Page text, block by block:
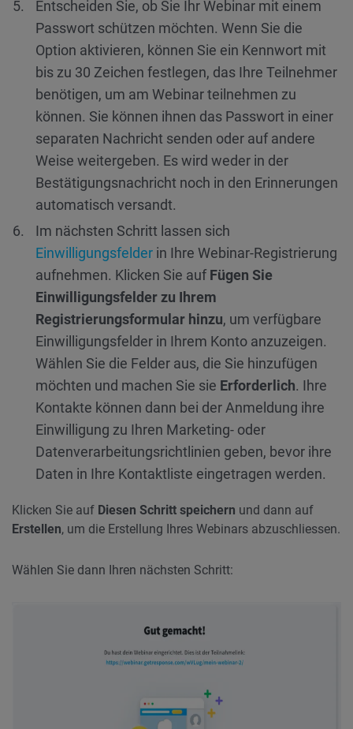
Entscheiden Sie, ob Sie Ihr Webinar mit einem
Passwort schützen möchten. Wenn Sie die
Option aktivieren, können Sie ein Kennwort mit
bis zu 30 Zeichen festlegen, das Ihre Teilnehmer
benötigen, um am Webinar teilnehmen zu
können. Sie können ihnen das Passwort in einer
separaten Nachricht senden oder auf andere
Weise weitergeben. Es wird weder in der
Bestätigungsnachricht noch in den Erinnerungen
automatisch versandt.
Im nächsten Schritt lassen sich
Einwilligungsfelder in Ihre Webinar-Registrierung
aufnehmen. Klicken Sie auf Fügen Sie
Einwilligungsfelder zu Ihrem
Registrierungsformular hinzu, um verfügbare
Einwilligungsfelder in Ihrem Konto anzuzeigen.
Wählen Sie die Felder aus, die Sie hinzufügen
möchten und machen Sie sie Erforderlich. Ihre
Kontakte können dann bei der Anmeldung ihre
Einwilligung zu Ihren Marketing- oder
Datenverarbeitungsrichtlinien geben, bevor ihre
Daten in Ihre Kontaktliste eingetragen werden.
Klicken Sie auf Diesen Schritt speichern und dann auf
Erstellen, um die Erstellung Ihres Webinars abzuschliessen.
Wählen Sie dann Ihren nächsten Schritt: